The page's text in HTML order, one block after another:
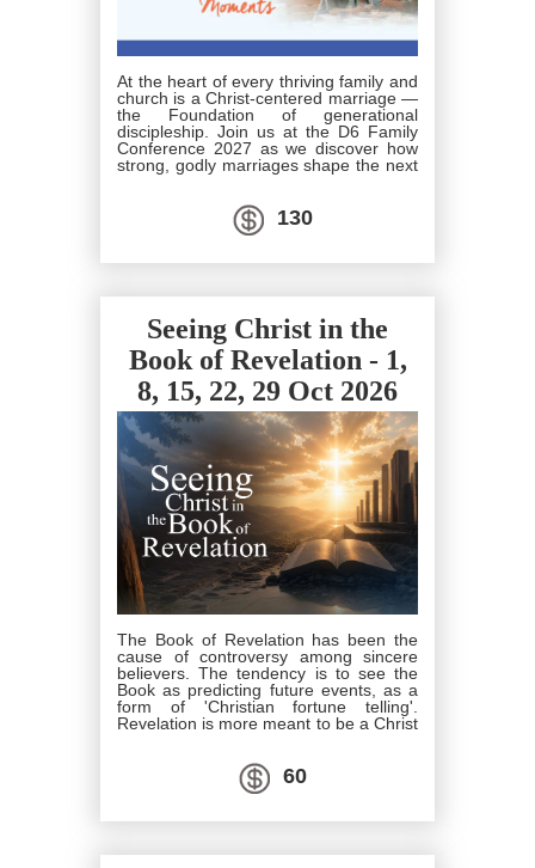
At the heart of every thriving family and
church is a Christ-centered marriage —
the Foundation of generational
discipleship. Join us at the D6 Family
Conference 2027 as we discover how
strong, godly marriages shape the next
season of life, there is a place for you
at this conference. Together, let's
to building strong families and a lasting
130
Seeing Christ in the
Book of Revelation - 1,
8, 15, 22, 29 Oct 2026
The Book of Revelation has been the
cause of controversy among sincere
believers. The tendency is to see the
Book as predicting future events, as a
form of 'Christian fortune telling'.
Revelation is more meant to be a Christ
neglect the interpretation of history as
found in the Book. There will be time for
opinions about Revelation.
60